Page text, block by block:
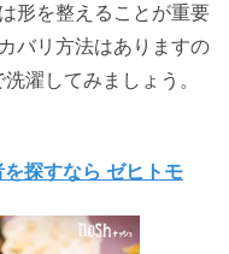
形を整えることが重要
バリ方法はありますの
濯してみましょう。
探すなら ゼヒトモ